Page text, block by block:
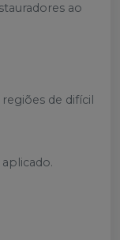
ao
de difícil